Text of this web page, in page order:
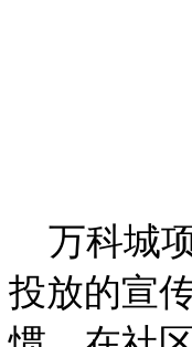
万科城
投放的宣